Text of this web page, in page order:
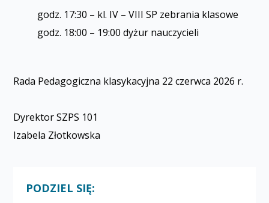
godz. 17:30 – kl. IV – VIII SP zebrania klasowe
godz. 18:00 – 19:00 dyżur nauczycieli
Rada Pedagogiczna klasyfikacyjna 22 czerwca 2026 r.
Dyrektor SZPS 101
Izabela Złotkowska
PODZIEL SIĘ: